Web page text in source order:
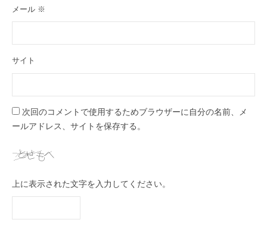
メール ※
サイト
次回のコメントで使用するためブラウザーに自分の名前、メ
ールアドレス、サイトを保存する。
上に表示された文字を入力してください。